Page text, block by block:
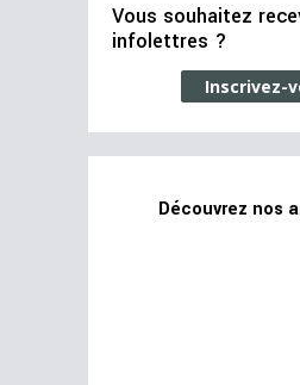
Vous souhaitez
infolettres ?
Inscrivez-
Découvrez nos